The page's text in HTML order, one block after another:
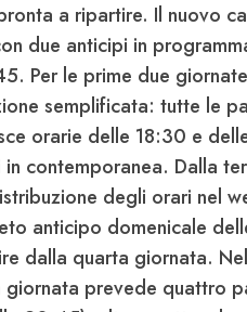
a ripartire. Il nuovo
due anticipi in
Per le prime due
semplificata: tutte le
orarie delle 18:30 e
in contemporanea. Dalla
degli orari nel
anticipo domenicale
dalla quarta giornata.
giornata prevede quattro